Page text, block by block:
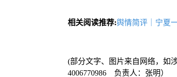
相关阅读推荐:舆情简评｜宁夏
(部分文字、图片来自网络，如
4006770986 负责人：张明）